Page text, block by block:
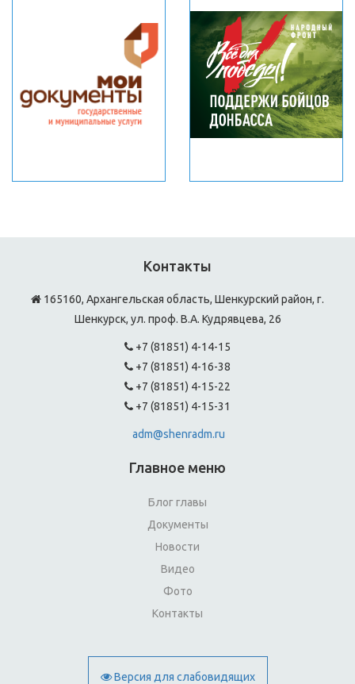
Контакты
165160, Архангельская область, Шенкурский район, г.
Шенкурск, ул. проф. В.А. Кудрявцева, 26
+7 (81851) 4-14-15
+7 (81851) 4-16-38
+7 (81851) 4-15-22
+7 (81851) 4-15-31
adm@shenradm.ru
Главное меню
Блог главы
Документы
Новости
Видео
Фото
Контакты
Версия для слабовидящих